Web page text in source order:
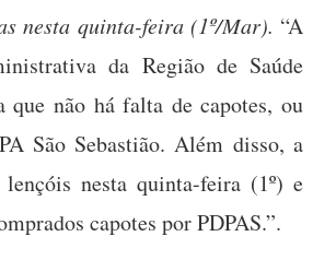
nesta quinta-feira (1º/Mar). “A
da Região de Saúde
que não há falta de capotes, ou
São Sebastião. Além disso, a
lençóis nesta quinta-feira (1º) e
capotes por PDPAS.”.